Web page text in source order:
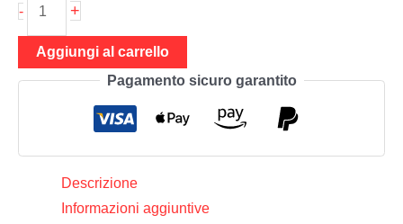
-
quantità
+
Aggiungi al carrello
Pagamento sicuro garantito
Descrizione
Informazioni aggiuntive